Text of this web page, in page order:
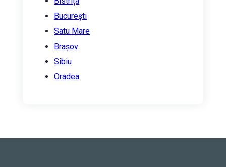
București
Satu Mare
Brașov
Sibiu
Oradea